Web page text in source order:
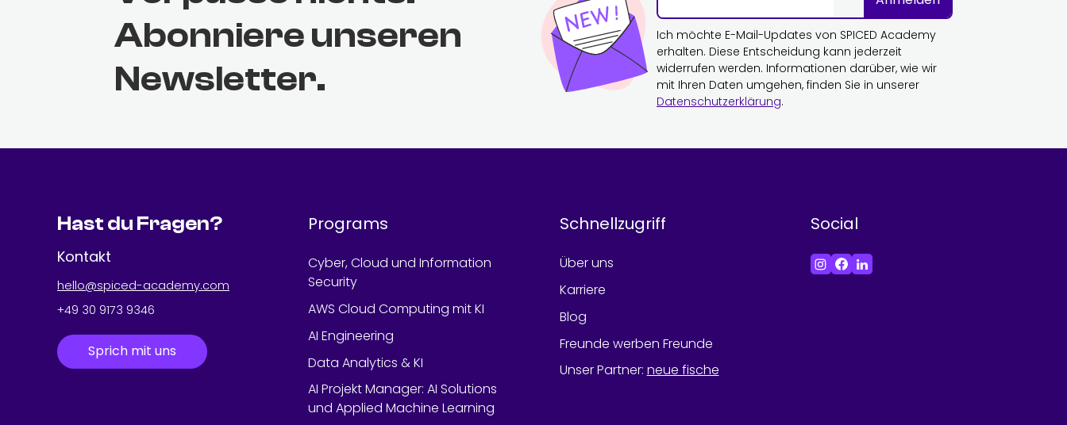
Abonniere unseren
Newsletter.
Ich möchte E-Mail-Updates von SPICED Academy
erhalten. Diese Entscheidung kann jederzeit
widerrufen werden. Informationen darüber, wie wir
mit Ihren Daten umgehen, finden Sie in unserer
Datenschutzerklärung.
Hast du Fragen?
Kontakt
hello@spiced-academy.com
+49 30 9173 9346
Sprich mit uns
Programs
Cyber, Cloud und Information
Security
AWS Cloud Computing mit KI
AI Engineering
Data Analytics & KI
AI Projekt Manager: AI Solutions
und Applied Machine Learning
Schnellzugriff
Über uns
Karriere
Blog
Freunde werben Freunde
Unser Partner: neue fische
Social